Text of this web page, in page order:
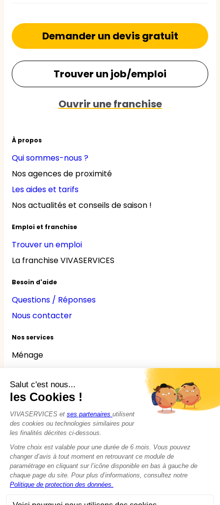
À propos
Qui sommes-nous ?
Nos agences de proximité
Les aides et tarifs
Nos actualités et conseils de saison !
Emploi et franchise
Trouver un emploi
La franchise VIVASERVICES
Besoin d'aide
Questions / Réponses
Nous contacter
Nos services
Ménage
Jardinage
Bricolage
Nounou
Seniors
Handicaps
Demander un devis gratuit
Trouver un job/emploi
Ouvrir une franchise
© 2015 - 2026VIVASERVICES
Modifier vos préférences en matière de cookies